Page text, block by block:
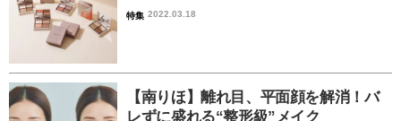
特集 2022.03.18
【南りほ】離れ目、平面顔を解消！バ
レずに盛れる“整形級”メイク